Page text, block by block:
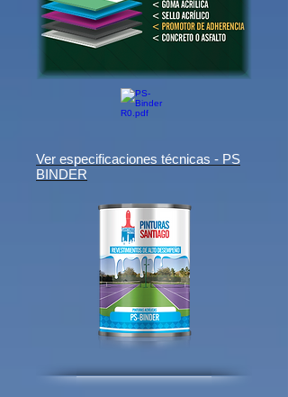
Ver especificaciones técnicas - PS
BINDER